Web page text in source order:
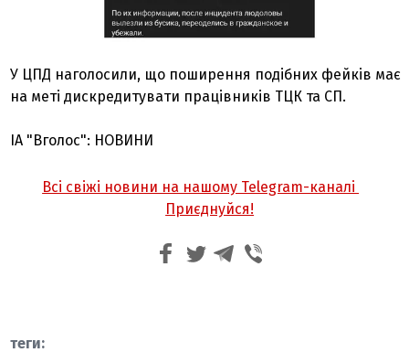
У ЦПД наголосили, що поширення подібних фейків має
на меті дискредитувати працівників ТЦК та СП.
ІА "Вголос": НОВИНИ
Всі свіжі новини на нашому Telegram-каналі
Приєднуйся!